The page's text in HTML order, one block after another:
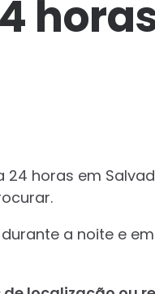
horas em
a noite e